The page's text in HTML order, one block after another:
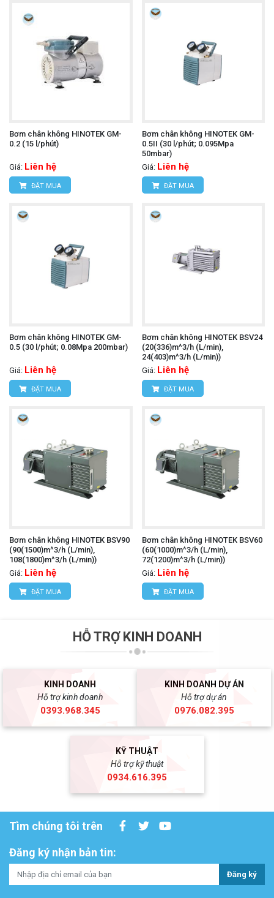
Bơm chân không HINOTEK GM-
0.2 (15 l/phút)
Giá: Liên hệ
ĐẶT MUA
Bơm chân không HINOTEK GM-
0.5II (30 l/phút; 0.095Mpa
50mbar)
Giá: Liên hệ
ĐẶT MUA
Bơm chân không HINOTEK GM-
0.5 (30 l/phút; 0.08Mpa 200mbar)
Giá: Liên hệ
ĐẶT MUA
Bơm chân không HINOTEK BSV24
(20(336)m^3/h (L/min),
24(403)m^3/h (L/min))
Giá: Liên hệ
ĐẶT MUA
Bơm chân không HINOTEK BSV90
(90(1500)m^3/h (L/min),
108(1800)m^3/h (L/min))
Giá: Liên hệ
ĐẶT MUA
Bơm chân không HINOTEK BSV60
(60(1000)m^3/h (L/min),
72(1200)m^3/h (L/min))
Giá: Liên hệ
ĐẶT MUA
HỖ TRỢ KINH DOANH
KINH DOANH
Hỗ trợ kinh doanh
0393.968.345
KINH DOANH DỰ ÁN
Hỗ trợ dự án
0976.082.395
KỸ THUẬT
Hỗ trợ kỹ thuật
0934.616.395
Tìm chúng tôi trên
Đăng ký nhận bản tin:
Đăng ký